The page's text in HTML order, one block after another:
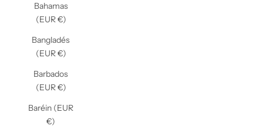
Bahamas
(EUR €)
Bangladés
(EUR €)
Barbados
(EUR €)
Baréin (EUR
€)